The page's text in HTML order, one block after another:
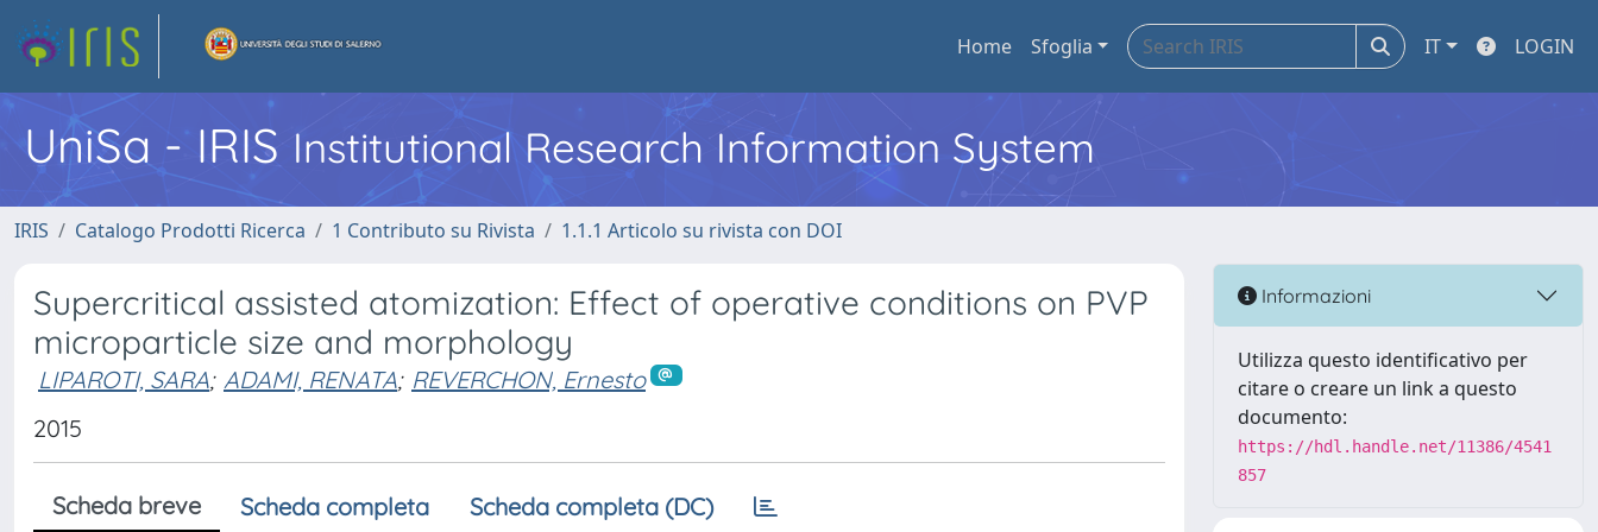
Home Sfoglia IT LOGIN
UniSa - IRIS Institutional Research Information System
IRIS Catalogo Prodotti Ricerca 1 Contributo su Rivista 1.1.1 Articolo su rivista con DOI
Supercritical assisted atomization: Effect of operative conditions on PVP
microparticle size and morphology
LIPAROTI, SARA; ADAMI, RENATA; REVERCHON, Ernesto
2015
Scheda breve Scheda completa Scheda completa (DC)
Informazioni
Utilizza questo identificativo per
citare o creare un link a questo
documento:
https://hdl.handle.net/11386/4541
857